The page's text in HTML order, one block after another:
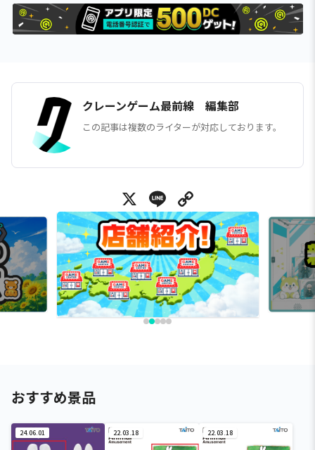
クレーンゲーム最前線 編集部
この記事は複数のライターが対応しております。
X Line
おすすめ景品
24.06.01 22.03.18 22.03.18